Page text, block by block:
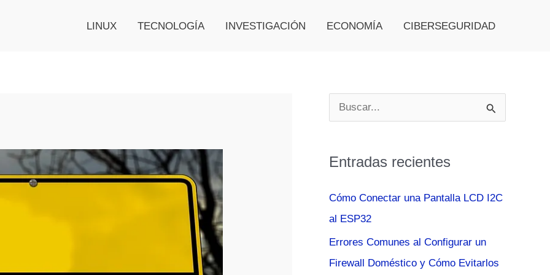
LINUX TECNOLOGÍA INVESTIGACIÓN ECONOMÍA CIBERSEGURIDAD
u
c
o
r
Entradas recientes
Cómo Conectar una Pantalla LCD I2C
al ESP32
Errores Comunes al Configurar un
Firewall Doméstico y Cómo Evitarlos